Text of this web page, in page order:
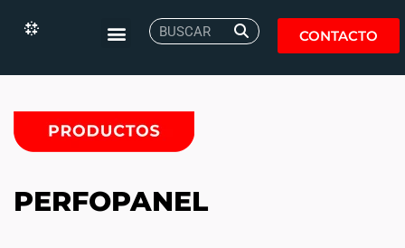
CONTACTO
PERFOPANEL